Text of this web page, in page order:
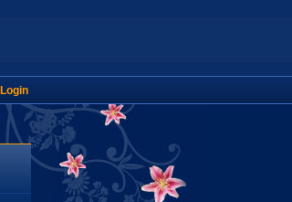
Login